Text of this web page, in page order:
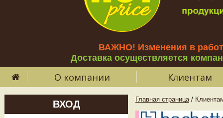
ВАЖНО! Изменения в
Доставка осуществляется
О компании Клиентам
ВХОД Главная страница /